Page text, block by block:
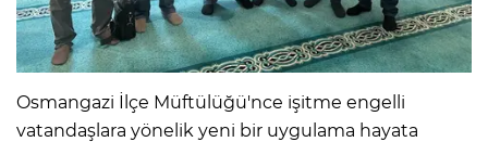
Osmangazi İlçe Müftülüğü'nce işitme engelli
vatandaşlara yönelik yeni bir uygulama hayata